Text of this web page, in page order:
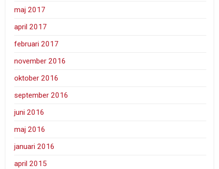
maj 2017
april 2017
februari 2017
november 2016
oktober 2016
september 2016
juni 2016
maj 2016
januari 2016
april 2015